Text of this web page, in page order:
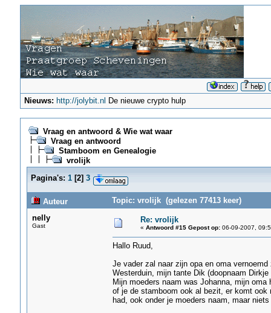
Nieuws: http://jolybit.nl De nieuwe crypto hulp
Vraag en antwoord & Wie wat waar
Vraag en antwoord
Stamboom en Genealogie
vrolijk
Pagina's: 1[2] 3
Auteur
Topic: vrolijk (gelezen 77413 keer)
nelly
Gast
Re: vrolijk
« Antwoord #15 Gepost op:06-09-2007,
Hallo Ruud,
Je vader zal naar zijn opa en oma
Westerduin, mijn tante Dik (doopnaam
Mijn moeders naam was Johanna, mijn
of je de stamboom ook al bezit, er komt
had, ook onder je moeders naam, maar